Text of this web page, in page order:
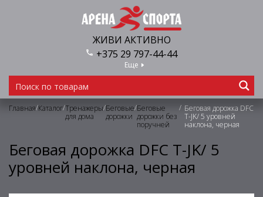
ЖИВИ АКТИВНО
+375 29 797-44-44
Еще
Главная/Каталог/Тренажеры
для дома
/Беговые
дорожки
/Беговые
дорожки без
поручней
/ Беговая дорожка DFC
T-JK/ 5 уровней
наклона, черная
Беговая дорожка DFC T-JK/ 5
уровней наклона, черная